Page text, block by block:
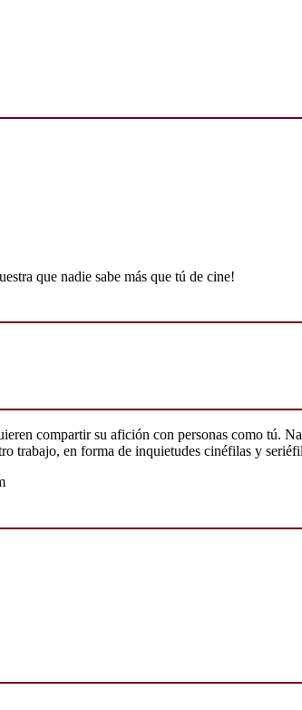
que nadie sabe más que tú de cine!
compartir su afición con personas como tú.
trabajo, en forma de inquietudes cinéfilas y